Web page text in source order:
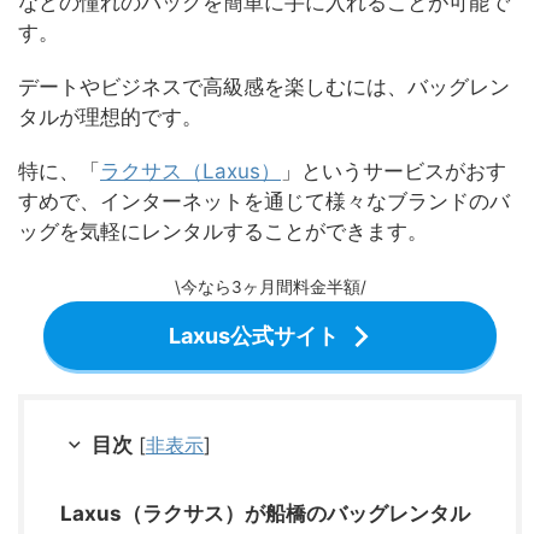
す。
デートやビジネスで高級感を楽しむには、バッグレン
タルが理想的です。
特に、「 ラクサス（Laxus）
」というサービスがおす
すめで、インターネットを通じて様々なブランドのバ
ッグを気軽にレンタルすることができます。
\今なら3ヶ月間料金半額/
Laxus公式サイト
目次 [非表示]
Laxus（ラクサス）が船橋のバッグレンタル